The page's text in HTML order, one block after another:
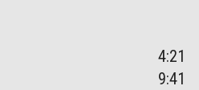
4:21
9:41